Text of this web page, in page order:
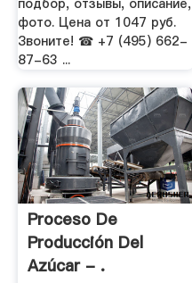
фото. Цена от 1047 руб.
Звоните! ☎ +7 (495) 662-
87-63 ...
Proceso De
Producción Del
Azúcar - .